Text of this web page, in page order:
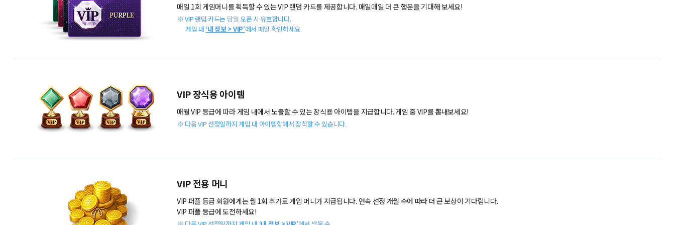
매일 1회 게임머니를 획득할 수 있는 VIP 랜덤 카드를 제공합니다. 매일매일 더 큰 행운을 기대해 보세요!
※ VIP 랜덤 카드는 당일 오픈 시 유효합니다.
게임 내 ‘내 정보 > VIP’에서 매일 확인하세요.
VIP 장식용 아이템
매월 VIP 등급에 따라 게임 내에서 노출할 수 있는 장식용 아이템을 지급합니다. 게임 중 VIP를 뽐내보세요!
※ 다음 VIP 선정일까지 게임 내 아이템함에서 장착할 수 있습니다.
VIP 전용 머니
VIP 퍼플 등급 회원에게는 월 1회 추가로 게임 머니가 지급됩니다. 연속 선정 개월 수에 따라 더 큰 보상이 기다립니다.
VIP 퍼플 등급에 도전하세요!